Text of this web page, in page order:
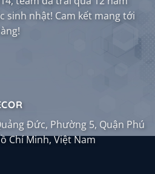
sinh nhật! Cam kết mang tới
Đức, Phường 5, Quận Phú
Chí Minh, Việt Nam